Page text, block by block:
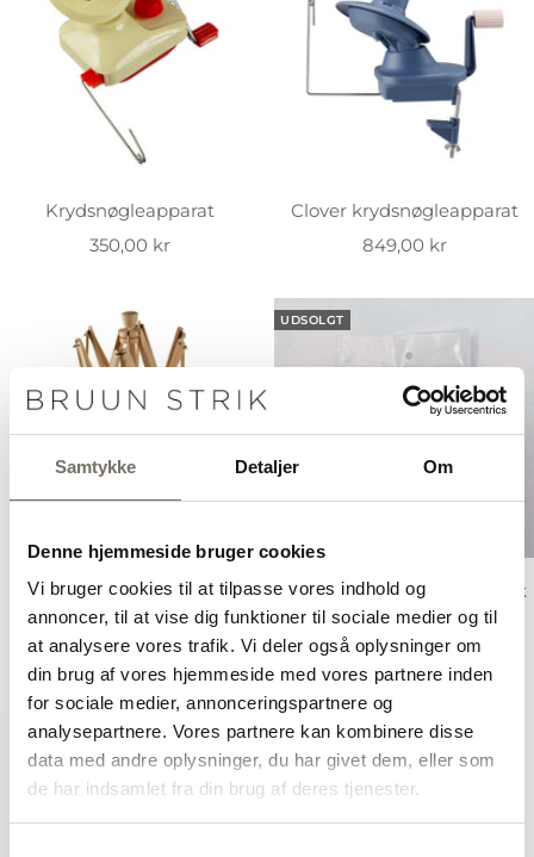
Samtykke Detaljer Om
Denne hjemmeside bruger cookies
Vi bruger cookies til at tilpasse vores indhold og
annoncer, til at vise dig funktioner til sociale medier og til
at analysere vores trafik. Vi deler også oplysninger om
din brug af vores hjemmeside med vores partnere inden
for sociale medier, annonceringspartnere og
analysepartnere. Vores partnere kan kombinere disse
data med andre oplysninger, du har givet dem, eller som
de har indsamlet fra din brug af deres tjenester.
Krydsnøgleapparat
Udsalgspris
350,00 kr
Clover krydsnøgleapparat
Udsalgspris
849,00 kr
Garnvinde træ
Udsalgspris
449,00 kr
UDSOLGT
LYKKE Crafts gummielastik
til krydsnøgleapparat
Udsalgspris
75,00 kr